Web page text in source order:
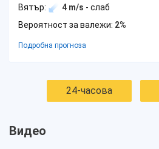
Вятър: 4 m/s - слаб
Вероятност за валежи: 2%
Подробна прогноза
24-часова
Видео